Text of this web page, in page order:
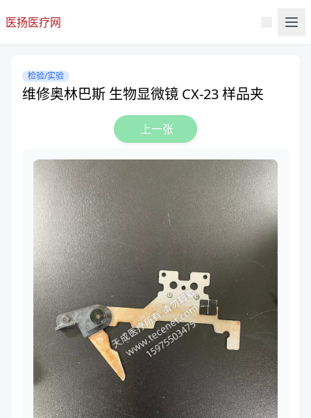
医扬医疗网
检验/实验
维修奥林巴斯 生物显微镜 CX-23 样品夹
上一张